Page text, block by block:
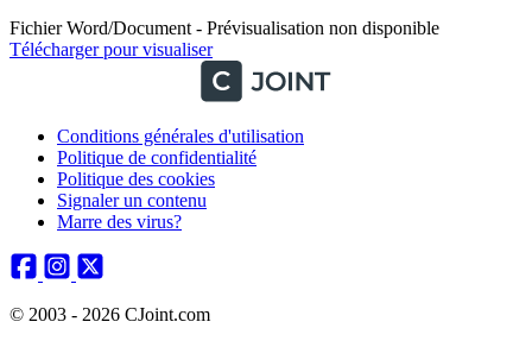
Fichier Word/Document - Prévisualisation non disponible
Télécharger pour visualiser
Conditions générales d'utilisation
Politique de confidentialité
Politique des cookies
Signaler un contenu
Marre des virus?
© 2003 - 2026 CJoint.com